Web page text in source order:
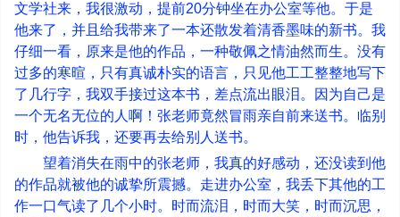
文学社来，我很激动，提前20分钟坐在办公室等他。于是
他来了，并且给我带来了一本还散发着清香墨味的新书。我
仔细一看，原来是他的作品，一种敬佩之情油然而生。没有
过多的寒暄，只有真诚朴实的语言，只见他工工整整地写下
了几行字，我双手接过这本书，差点流出眼泪。因为自己是
一个无名无位的人啊！张老师竟然冒雨亲自前来送书。临别
时，他告诉我，还要再去给别人送书。
望着消失在雨中的张老师，我真的好感动，还没读到他
的作品就被他的诚挚所震撼。走进办公室，我丢下其他的工
作一口气读了几个小时。时而流泪，时而大笑，时而沉思，